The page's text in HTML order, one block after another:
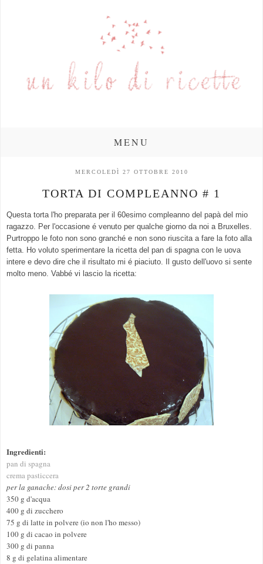
MENU
MERCOLEDÌ 27 OTTOBRE 2010
TORTA DI COMPLEANNO # 1
Questa torta l'ho preparata per il 60esimo compleanno del papà del mio
ragazzo. Per l'occasione é venuto per qualche giorno da noi a Bruxelles.
Purtroppo le foto non sono granché e non sono riuscita a fare la foto alla
fetta. Ho voluto sperimentare la ricetta del pan di spagna con le uova
intere e devo dire che il risultato mi é piaciuto. Il gusto dell'uovo si sente
molto meno. Vabbé vi lascio la ricetta:
Ingredienti:
pan di spagna
crema pasticcera
per la ganache: dosi per 2 torte grandi
350 g d'acqua
400 g di zucchero
75 g di latte in polvere (io non l'ho messo)
100 g di cacao in polvere
300 g di panna
8 g di gelatina alimentare